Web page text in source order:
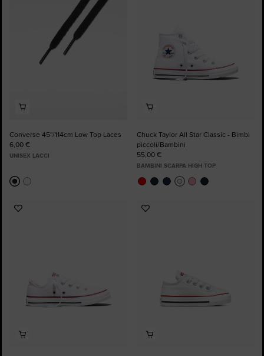
Converse 45''/114cm Low Top Laces
6,00 €
UNISEX LACCI
Chuck Taylor All Star Classic - Bimbi
piccoli/Bambini
55,00 €
BAMBINI SCARPA HIGH TOP
Aggiungi
Aggiungi